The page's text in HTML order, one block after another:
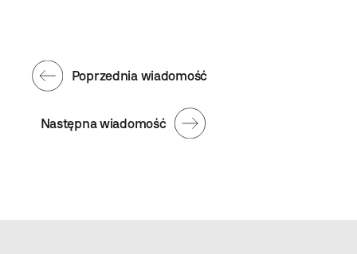
Następna wiadomość
Poprzednia wiadomość